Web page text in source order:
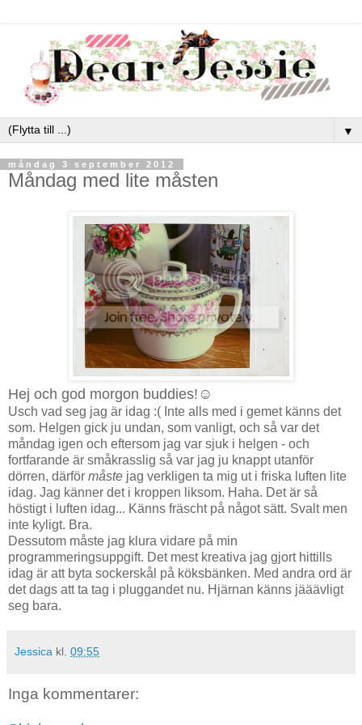
▼
måndag 3 september 2012
Måndag med lite måsten
Hej och god morgon buddies!☺
Usch vad seg jag är idag :( Inte alls med i gemet känns det
som. Helgen gick ju undan, som vanligt, och så var det
måndag igen och eftersom jag var sjuk i helgen - och
fortfarande är småkrasslig så var jag ju knappt utanför
dörren, därför måste jag verkligen ta mig ut i friska luften lite
idag. Jag känner det i kroppen liksom. Haha. Det är så
höstigt i luften idag... Känns fräscht på något sätt. Svalt men
inte kyligt. Bra.
Dessutom måste jag klura vidare på min
programmeringsuppgift. Det mest kreativa jag gjort hittills
idag är att byta sockerskål på köksbänken. Med andra ord är
det dags att ta tag i pluggandet nu. Hjärnan känns jääävligt
seg bara.
Jessica kl. 09:55
Inga kommentarer: